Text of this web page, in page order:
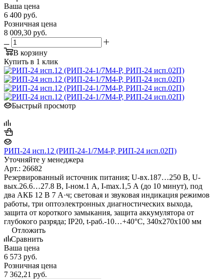
Ваша цена
6 400 руб.
Розничная цена
8 009,30 руб.
В корзину
Купить в 1 клик
Быстрый просмотр
РИП-24 исп.12 (РИП-24-1/7М4-Р, РИП-24 исп.02П)
Уточняйте у менеджера
Арт.: 26682
Резервированный источник питания; U-вх.187…250 В, U-
вых.26.6…27.8 В, I-ном.1 А, I-max.1,5 А (до 10 минут), под
два АКБ 12 В 7 А·ч; световая и звуковая индикация режимов
работы, три оптоэлектронных диагностических выхода,
защита от короткого замыкания, защита аккумулятора от
глубокого разряда; IP20, t-раб.-10…+40°С, 340х270х100 мм
Отложить
Сравнить
Ваша цена
6 573 руб.
Розничная цена
7 362,21 руб.